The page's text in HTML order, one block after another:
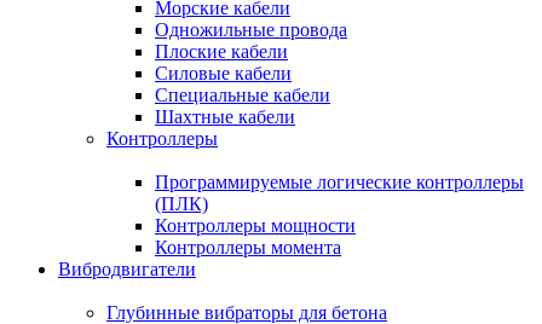
Морские кабели
Одножильные провода
Плоские кабели
Силовые кабели
Специальные кабели
Шахтные кабели
Контроллеры
Программируемые логические контроллеры
(ПЛК)
Контроллеры мощности
Контроллеры момента
Вибродвигатели
Глубинные вибраторы для бетона